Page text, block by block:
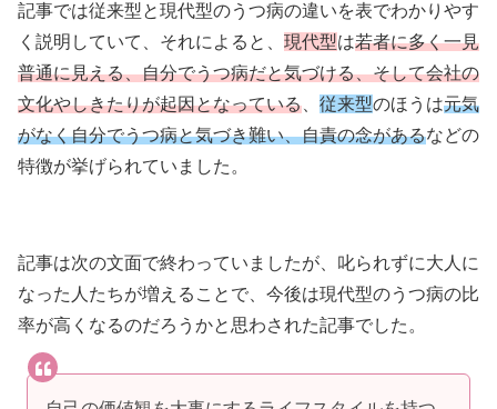
記事では従来型と現代型のうつ病の違いを表でわかりやす
く説明していて、それによると、 現代型は若者に多く一見
普通に見える、自分でうつ病だと気づける、そして会社の
文化やしきたりが起因となっている、 従来型のほうは元気
がなく自分でうつ病と気づき難い、自責の念があるなどの
特徴が挙げられていました。
記事は次の文面で終わっていましたが、叱られずに大人に
なった人たちが増えることで、今後は現代型のうつ病の比
率が高くなるのだろうかと思わされた記事でした。